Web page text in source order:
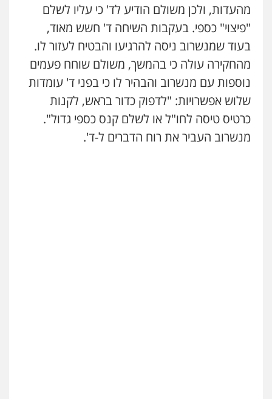
עו"ד דפנה לביא
משפחה גישור
0507206063
עו"ד זוהר ארבל
קטינים
0538788878
מהעדות, ולכן משולם הודיע לד' כי עליו לשלם
"פיצוי" כספי. בעקבות השיחה ד' חשש מאוד,
בעוד שמנשרוב ניסה להרגיעו והבטיח לעזור לו.
מהחקירה עולה כי בהמשך, משולם שוחח פעמים
נוספות עם מנשרוב והבהיר לו כי בפני ד' עומדות
שלוש אפשרויות: "לדפוק כדור בראש, לקנות
כרטיס טיסה לחו"ל או לשלם קנס כספי גדול".
מנשרוב העביר את רוח הדברים ל-ד'.